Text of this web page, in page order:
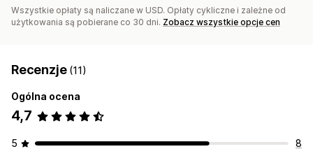
API i elementy webhook
Wszystkie opłaty są naliczane w USD. Opłaty cykliczne i zależne od
użytkowania są pobierane co 30 dni. Zobacz wszystkie opcje cen
Recenzje (11)
Ogólna ocena
4,7
5
8